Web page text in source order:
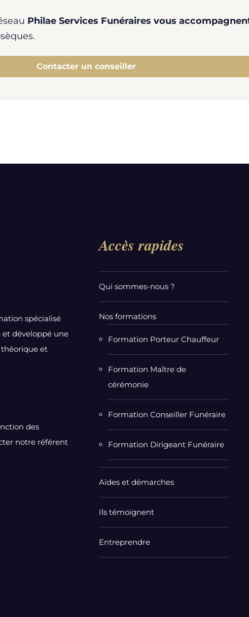
Philae Services Funéraires vous
Contacter un conseiller
spécialisé
et développé une
et
des
notre référent
Accès rapides
Qui sommes-nous ?
Nos formations
Formation Porteur Chauffeur
Formation Maître de
cérémonie
Formation Conseiller Funéraire
Formation Dirigeant Funéraire
Aides et démarches
Ils témoignent
Entreprendre